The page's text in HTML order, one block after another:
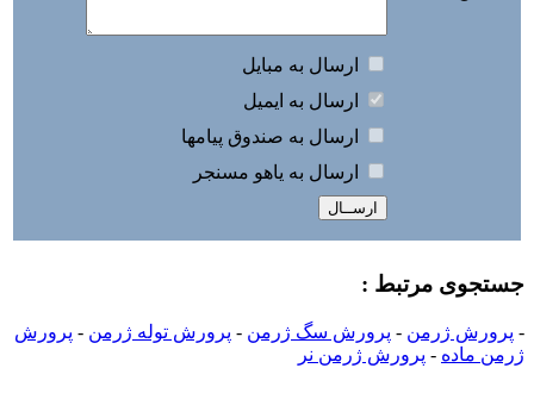
ارسال به مبايل
ارسال به ايميل
ارسال به صندوق پيامها
ارسال به ياهو مسنجر
جستجوی مرتبط :
- پرورش ژرمن - پرورش سگ ژرمن - پرورش توله ژرمن - پرورش
ژرمن ماده - پرورش ژرمن نر